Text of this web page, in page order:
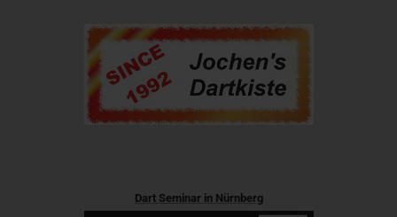
Dart Seminar in Nürnberg